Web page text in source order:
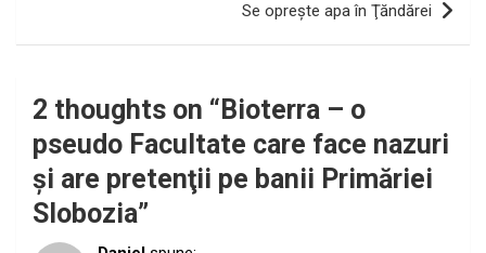
Se opreşte apa în Ţăndărei
2 thoughts on “ Bioterra – o
pseudo Facultate care face nazuri
şi are pretenţii pe banii Primăriei
Slobozia”